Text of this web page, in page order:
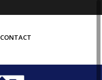
CONTACT